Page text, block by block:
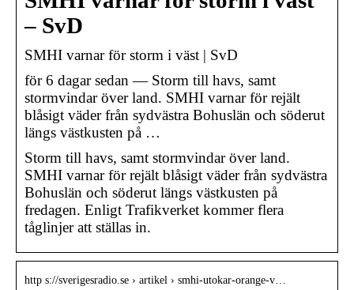
– SvD
SMHI varnar för storm i väst | SvD
för 6 dagar sedan — Storm till havs, samt
stormvindar över land. SMHI varnar för rejält
blåsigt väder från sydvästra Bohuslän och söderut
längs västkusten på …
Storm till havs, samt stormvindar över land.
SMHI varnar för rejält blåsigt väder från sydvästra
Bohuslän och söderut längs västkusten på
fredagen. Enligt Trafikverket kommer flera
tåglinjer att ställas in.
http s://sverigesradio.se › artikel › smhi-utokar-orange-v…